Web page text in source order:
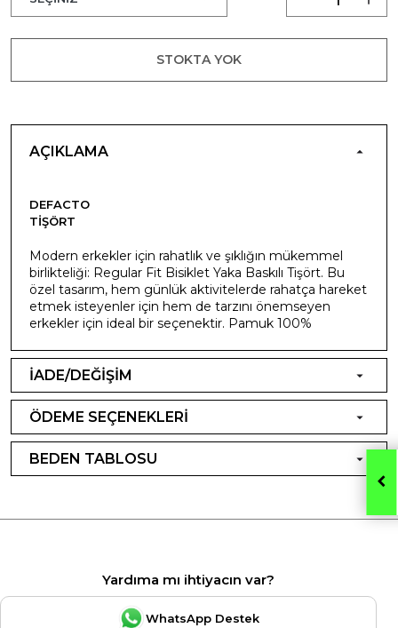
STOKTA YOK
AÇIKLAMA
DEFACTO
TIŞÖRT
Modern erkekler için rahatlık ve şıklığın mükemmel
birlikteliği: Regular Fit Bisiklet Yaka Baskılı Tişört. Bu
özel tasarım, hem günlük aktivitelerde rahatça hareket
etmek isteyenler için hem de tarzını önemseyen
erkekler için ideal bir seçenektir. Pamuk 100%
İADE/DEĞİŞİM
ÖDEME SEÇENEKLERİ
BEDEN TABLOSU
Yardıma mı ihtiyacın var?
WhatsApp Destek